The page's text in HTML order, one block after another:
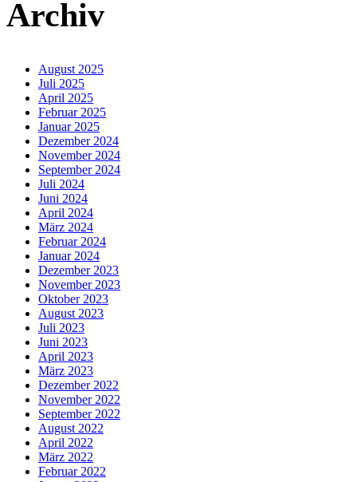
Archiv
August 2025
Juli 2025
April 2025
Februar 2025
Januar 2025
Dezember 2024
November 2024
September 2024
Juli 2024
Juni 2024
April 2024
März 2024
Februar 2024
Januar 2024
Dezember 2023
November 2023
Oktober 2023
August 2023
Juli 2023
Juni 2023
April 2023
März 2023
Dezember 2022
November 2022
September 2022
August 2022
April 2022
März 2022
Februar 2022